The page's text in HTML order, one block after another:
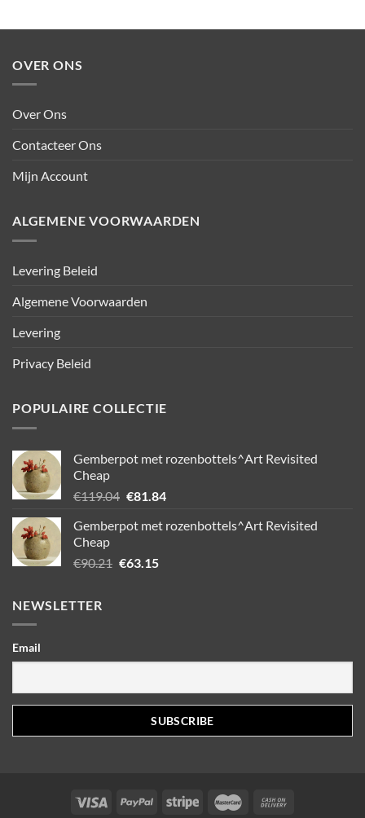
OVER ONS
Over Ons
Contacteer Ons
Mijn Account
ALGEMENE VOORWAARDEN
Levering Beleid
Algemene Voorwaarden
Levering
Privacy Beleid
POPULAIRE COLLECTIE
Gemberpot met rozenbottels^Art Revisited
Cheap
€119.04 Oorspronkelijke
was:
€81.84Huidige
is:
Gemberpot met rozenbottels^Art Revisited
Cheap
€90.21 Oorspronkelijke
€63.15Huidige
NEWSLETTER
Email